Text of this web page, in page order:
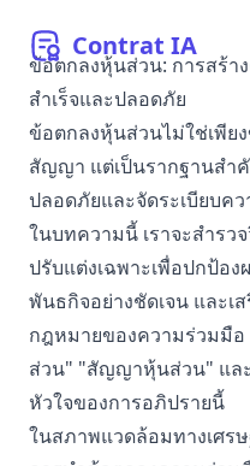
Contrat IA
ข้อตกลงหุ้นส่วน: การสร้า
สำเร็จและปลอดภัย
ข้อตกลงหุ้นส่วนไม่ใช่เพีย
สัญญา แต่เป็นรากฐานสำ
ปลอดภัยและจัดระเบียบค
ในบทความนี้ เราจะสำรว
ปรับแต่งเฉพาะเพื่อปกป้อ
พันธกิจอย่างชัดเจน และเ
กฎหมายของความร่วมมื
ส่วน" "สัญญาหุ้นส่วน" แล
หัวใจของการอภิปรายนี้
ในสภาพแวดล้อมทางเศร